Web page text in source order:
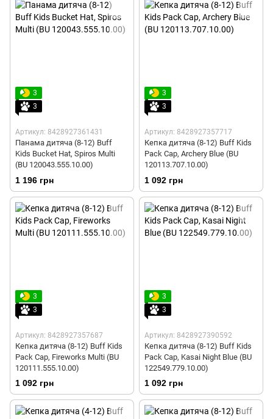
3
3
Артикул: 8428927361431
Панама дитяча (8-12) Buff
Kids Bucket Hat, Spiros Multi
(BU 120043.555.10.00)
1 196 грн
3
3
Артикул: 8428927357717
Кепка дитяча (8-12) Buff Kids
Pack Cap, Archery Blue (BU
120113.707.10.00)
1 092 грн
3
3
Артикул: 8428927357687
Кепка дитяча (8-12) Buff Kids
Pack Cap, Fireworks Multi (BU
120111.555.10.00)
1 092 грн
3
3
Артикул: 8428927390592
Кепка дитяча (8-12) Buff Kids
Pack Cap, Kasai Night Blue (BU
122549.779.10.00)
1 092 грн